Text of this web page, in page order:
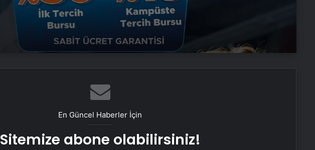
Vira Assistance’tan Türkiye
Genelinde Güvenli Araç Taşıma ve
Yol Yardım Atağı
Keçiören Halı Yıkama Fiyatları ve
Bigo Elmas Bayi – Güvenli, Hızlı ve
Uygun Fiyatlı Elmas Satın Almanın
En Güncel Haberler İçin
Sitemize abone olabilirsiniz!